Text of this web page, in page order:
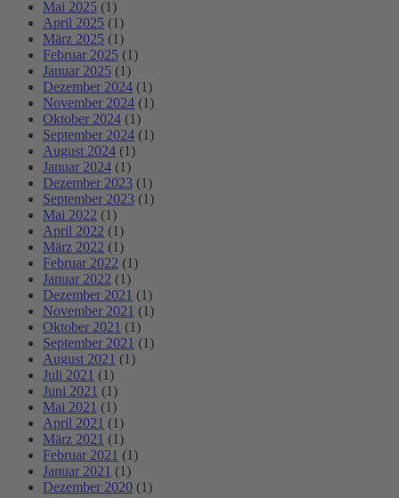
Mai 2025 (1)
April 2025 (1)
März 2025 (1)
Februar 2025 (1)
Januar 2025 (1)
Dezember 2024 (1)
November 2024 (1)
Oktober 2024 (1)
September 2024 (1)
August 2024 (1)
Januar 2024 (1)
Dezember 2023 (1)
September 2023 (1)
Mai 2022 (1)
April 2022 (1)
März 2022 (1)
Februar 2022 (1)
Januar 2022 (1)
Dezember 2021 (1)
November 2021 (1)
Oktober 2021 (1)
September 2021 (1)
August 2021 (1)
Juli 2021 (1)
Juni 2021 (1)
Mai 2021 (1)
April 2021 (1)
März 2021 (1)
Februar 2021 (1)
Januar 2021 (1)
Dezember 2020 (1)